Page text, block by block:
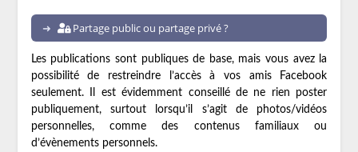
Partage public ou partage privé ?
Les publications sont publiques de base, mais vous avez la
possibilité de restreindre l’accès à vos amis Facebook
seulement. Il est évidemment conseillé de ne rien poster
publiquement, surtout lorsqu’il s’agit de photos/vidéos
personnelles, comme des contenus familiaux ou
d’évènements personnels.